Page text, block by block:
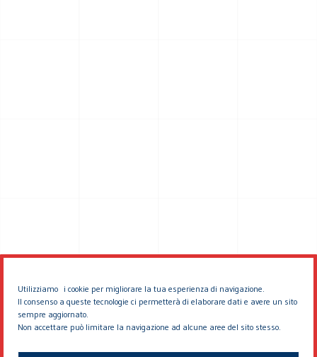
Utilizziamo i cookie per migliorare la tua esperienza di navigazione.
Il consenso a queste tecnologie ci permetterà di elaborare dati e avere un sito
sempre aggiornato.
Non accettare può limitare la navigazione ad alcune aree del sito stesso.